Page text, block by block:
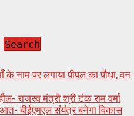
के नाम पर लगाया पीपल का पौधा, वन
राजस्व मंत्री श्री टंक राम वर्मा
बीईएमएल संयंत्र बनेगा विकास